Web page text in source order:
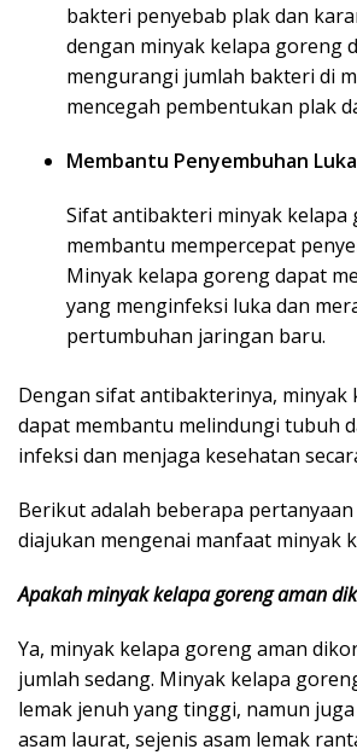
bakteri penyebab plak dan
dengan minyak kelapa goreng
mengurangi jumlah bakteri di
mencegah pembentukan plak
Membantu Penyembuhan Luka
Sifat antibakteri minyak kelapa
membantu mempercepat
Minyak kelapa goreng dapat
yang menginfeksi luka dan
pertumbuhan jaringan baru.
Dengan sifat antibakterinya, minyak
dapat membantu melindungi tubuh
infeksi dan menjaga kesehatan
Berikut adalah beberapa
diajukan mengenai manfaat minyak
Apakah minyak kelapa goreng aman
Ya, minyak kelapa goreng aman
jumlah sedang. Minyak kelapa
lemak jenuh yang tinggi, namun
asam laurat, sejenis asam lemak